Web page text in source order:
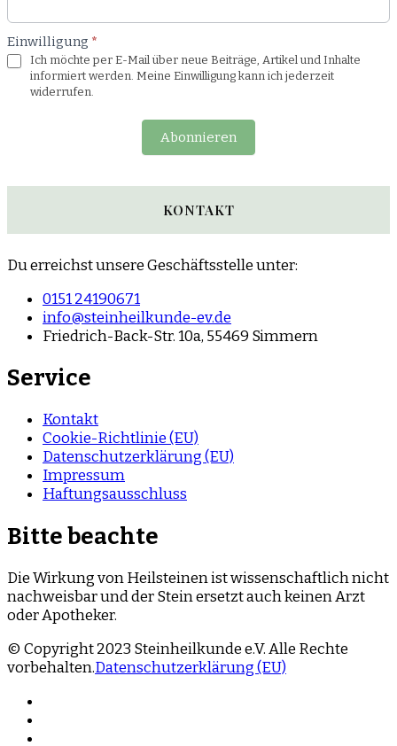
Einwilligung *
Ich möchte per E-Mail über neue Beiträge, Artikel und Inhalte
informiert werden. Meine Einwilligung kann ich jederzeit
widerrufen.
Abonnieren
KONTAKT
Du erreichst unsere Geschäftsstelle unter:
0151 24190671
info@steinheilkunde-ev.de
Friedrich-Back-Str. 10a, 55469 Simmern
Service
Kontakt
Cookie-Richtlinie (EU)
Datenschutzerklärung (EU)
Impressum
Haftungsausschluss
Bitte beachte
Die Wirkung von Heilsteinen ist wissenschaftlich nicht
nachweisbar und der Stein ersetzt auch keinen Arzt
oder Apotheker.
© Copyright 2023 Steinheilkunde e.V. Alle Rechte
vorbehalten.Datenschutzerklärung (EU)